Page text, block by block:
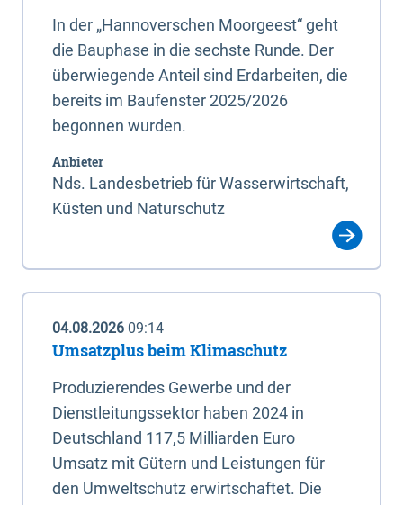
In der „Hannoverschen Moorgeest“ geht
die Bauphase in die sechste Runde. Der
überwiegende Anteil sind Erdarbeiten, die
bereits im Baufenster 2025/2026
begonnen wurden.
Anbieter
Nds. Landesbetrieb für Wasserwirtschaft,
Küsten und Naturschutz
04.08.2026 09:14
Umsatzplus beim Klimaschutz
Produzierendes Gewerbe und der
Dienstleitungssektor haben 2024 in
Deutschland 117,5 Milliarden Euro
Umsatz mit Gütern und Leistungen für
den Umweltschutz erwirtschaftet. Die